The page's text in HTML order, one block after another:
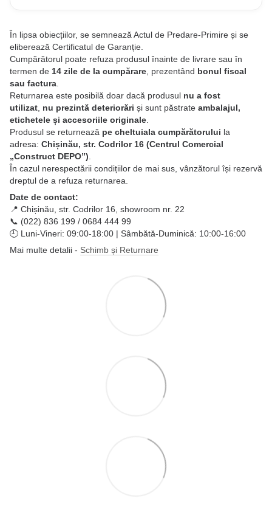
În lipsa obiecțiilor, se semnează Actul de Predare-Primire și se
eliberează Certificatul de Garanție.
Cumpărătorul poate refuza produsul înainte de livrare sau în
termen de 14 zile de la cumpărare , prezentând bonul fiscal
sau factura
Returnarea este posibilă doar dacă produsul nu a fost
utilizat nu prezintă deteriorări și sunt păstrate ambalajul,
etichetele și accesoriile originale
Produsul se returnează pe cheltuiala cumpărătorului la
adresa: Chișinău, str. Codrilor 16 (Centrul Comercial
„Construct DEPO”)
În cazul nerespectării condițiilor de mai sus, vânzătorul își rezervă
dreptul de a refuza returnarea.
Date de contact:
📍 Chișinău, str. Codrilor 16, showroom nr. 22
📞 (022) 836 199 / 0684 444 99
🕘 Luni-Vineri: 09:00-18:00 | Sâmbătă-Duminică: 10:00-16:00
Mai multe detalii - Schimb și Returnare